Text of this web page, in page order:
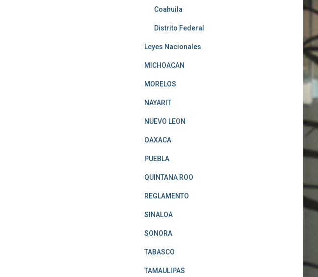
Coahuila
Distrito Federal
Leyes Nacionales
MICHOACAN
MORELOS
NAYARIT
NUEVO LEON
OAXACA
PUEBLA
QUINTANA ROO
REGLAMENTO
SINALOA
SONORA
TABASCO
TAMAULIPAS